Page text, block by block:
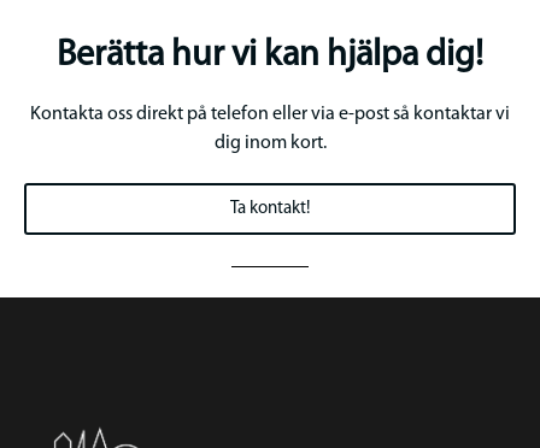
Berätta hur vi kan hjälpa dig!
Kontakta oss direkt på telefon eller via e-post så kontaktar vi
dig inom kort.
Ta kontakt!